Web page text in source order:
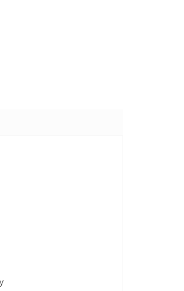
je 5 z 5 hviezdičiek.
je 5 z 5 hviezdičiek.